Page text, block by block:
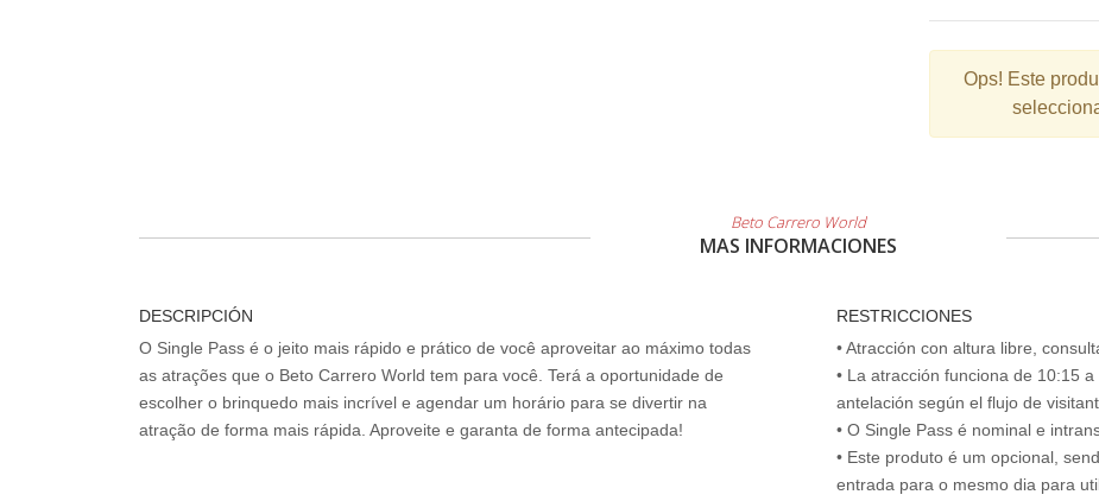
24
30
Ops! Este
Beto Carrero World
MAS INFORMACIONES
DESCRIPCIÓN
O Single Pass é o jeito mais rápido e prático de você aproveitar ao máximo todas
as atrações que o Beto Carrero World tem para você. Terá a oportunidade de
escolher o brinquedo mais incrível e agendar um horário para se divertir na
atração de forma mais rápida. Aproveite e garanta de forma antecipada!
RESTRICCIONES
• Atracción con altura libre,
• La atracción funciona de 10:15
antelación según el flujo de
• O Single Pass é nominal e
• Este produto é um opcional,
entrada para o mesmo dia para